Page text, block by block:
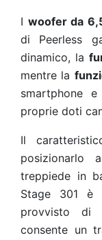
I woofer da
di Peerless
dinamico, la
mentre la
smartphone
proprie doti
Il
posizionarlo
treppiede in
Stage 301 è
provvisto di
consente un